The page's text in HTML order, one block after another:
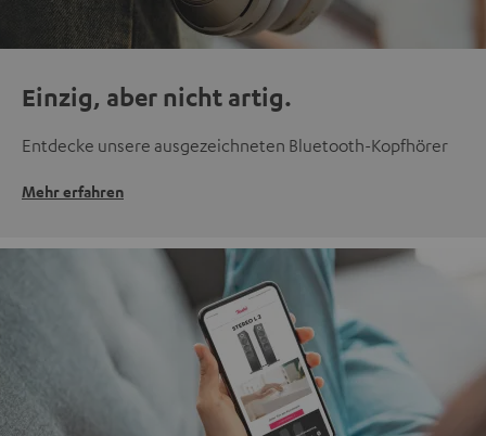
Einzig, aber nicht artig.
Entdecke unsere ausgezeichneten Bluetooth-Kopfhörer
Mehr erfahren